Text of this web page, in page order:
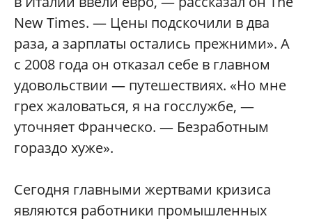
New Times. — Цены подскочили в два
раза, а зарплаты остались прежними». А
с 2008 года он отказал себе в главном
удовольствии — путешествиях. «Но мне
грех жаловаться, я на госслужбе, —
уточняет Франческо. — Безработным
гораздо хуже».
Сегодня главными жертвами кризиса
являются работники промышленных